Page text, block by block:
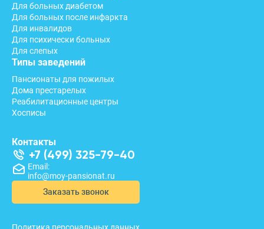
Для больных диабетом
Для больных после инфаркта
Для инвалидов
Для психически больных
Для слепых
Типы заведений
Пансионаты для пожилых
Дома престарелых
Реабилитационные центры
Хосписы
Контакты
+7 (499) 325-79-40
Email:
info@moy-pansionat.ru
Заказать звонок